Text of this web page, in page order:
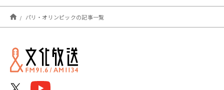
2024年09月
2024年08月
2024年07月
パリ・オリンピックの記事一覧